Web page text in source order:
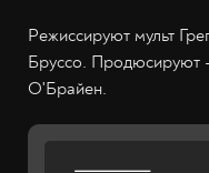
Режиссируют мульт
Бруссо. Продюсируют
О'Брайен.